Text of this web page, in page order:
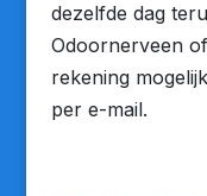
dezelfde dag
Odoornerveen
rekening
per e-mail.